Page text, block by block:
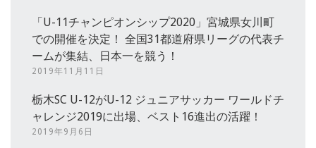
「U-11チャンピオンシップ2020」宮城県女川町
での開催を決定！ 全国31都道府県リーグの代表チ
ームが集結、日本一を競う！
2019年11月11日
栃木SC U-12がU-12 ジュニアサッカー ワールドチ
ャレンジ2019に出場、ベスト16進出の活躍！
2019年9月6日